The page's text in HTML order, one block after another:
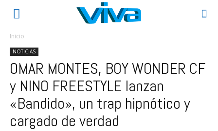
Inicio
NOTICIAS
OMAR MONTES, BOY WONDER CF
y NINO FREESTYLE lanzan
«Bandido», un trap hipnótico y
cargado de verdad